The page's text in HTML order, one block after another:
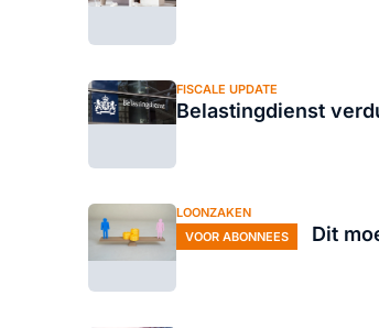
FISCALE UPDATE
Belastingdienst
LOONZAKEN
VOOR ABONNEES
Dit